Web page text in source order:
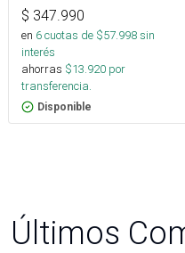
$ 347.990
en 6cuotas de $57.998sin
interés
ahorras $13.920 por
transferencia.
Disponible
Últimos